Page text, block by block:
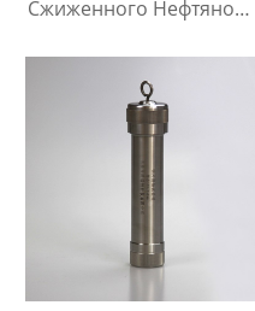
Сжиженного Нефтяного